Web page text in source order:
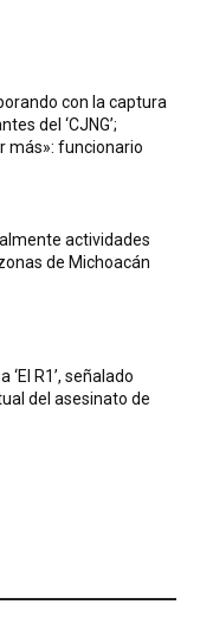
con la captura
del ‘CJNG’;
más»: funcionario
actividades
de Michoacán
‘El R1’, señalado
del asesinato de